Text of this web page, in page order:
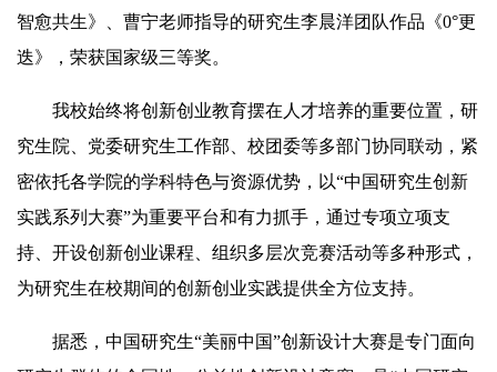
智愈共生》、曹宁老师指导的研究生李晨洋团队作品《0°更
迭》，荣获国家级三等奖。
我校始终将创新创业教育摆在人才培养的重要位置，研
究生院、党委研究生工作部、校团委等多部门协同联动，紧
密依托各学院的学科特色与资源优势，以“中国研究生创新
实践系列大赛”为重要平台和有力抓手，通过专项立项支
持、开设创新创业课程、组织多层次竞赛活动等多种形式，
为研究生在校期间的创新创业实践提供全方位支持。
据悉，中国研究生“美丽中国”创新设计大赛是专门面向